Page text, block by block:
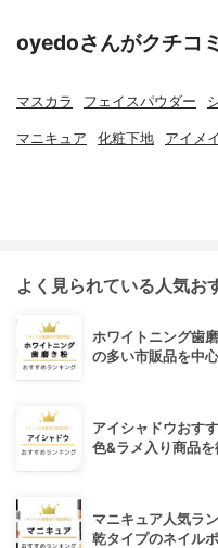
oyedoさんがクチコ
マスカラ フェイスパウダー
マニキュア 化粧下地 アイメ
よく見られている人気お
ホワイトニング歯
の多い市販品を中
アイシャドウおす
色&ラメ入り商品を
マニキュア人気ラ
乾タイプのネイル